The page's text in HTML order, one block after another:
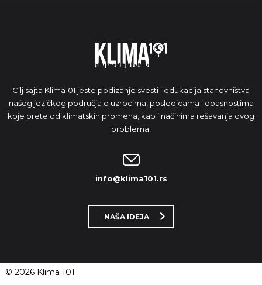
Cilj sajta Klima101 jeste podizanje svesti i edukacija stanovništva
našeg jezičkog područja o uzrocima, posledicama i opasnostima
koje prete od klimatskih promena, kao i načinima rešavanja ovog
problema.
info@klima101.rs
NAŠA IDEJA
© 2026 Klima 101